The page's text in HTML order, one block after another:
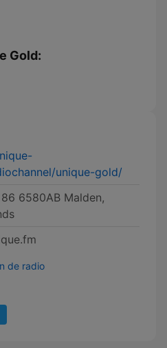
Gold:
unique-gold/
6580AB Malden,
de radio